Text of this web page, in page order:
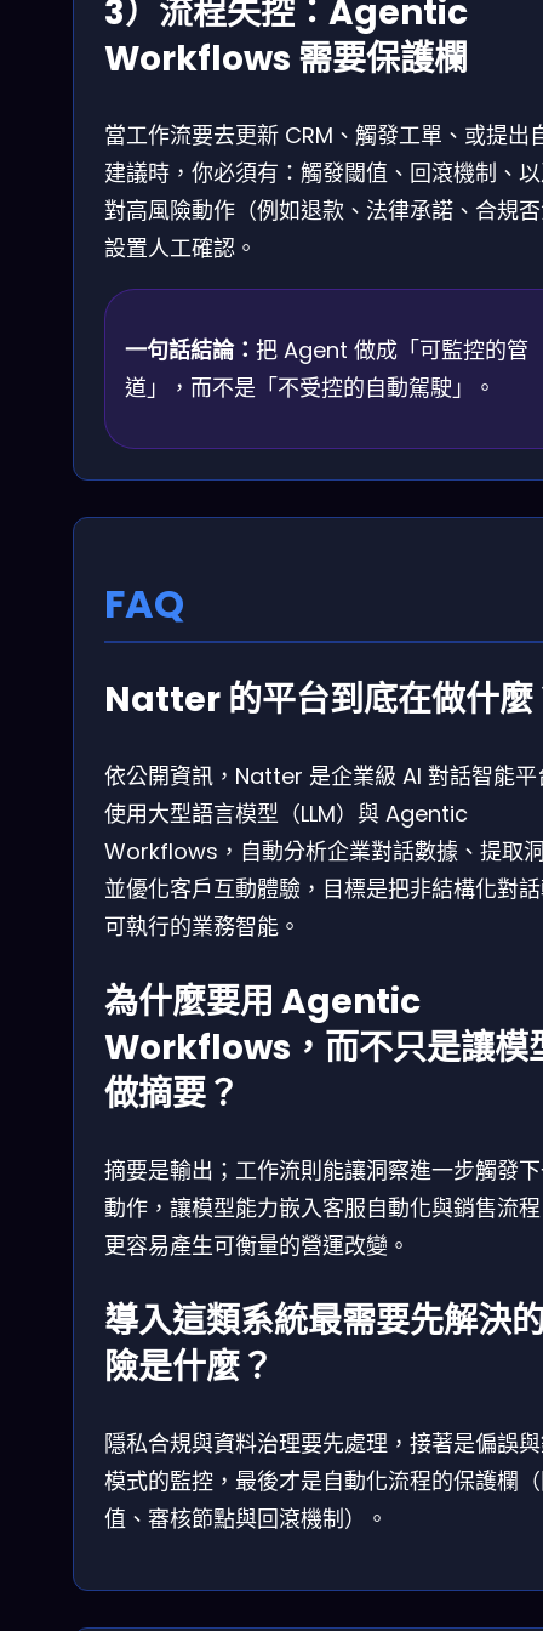
3）流程失控：Agentic
Workflows 需要保護欄
當工作流要去更新 CRM、觸發工單、或提出
建議時，你必須有：觸發閾值、回滾機制、
對高風險動作（例如退款、法律承諾、合規
設置人工確認。
一句話結論： 把 Agent 做成「可監控的管
道」，而不是「不受控的自動駕駛」。
FAQ
Natter 的平台到底在做什麼
依公開資訊，Natter 是企業級 AI 對話智能平
使用大型語言模型（LLM）與 Agentic
Workflows，自動分析企業對話數據、提取
並優化客戶互動體驗，目標是把非結構化對
可執行的業務智能。
為什麼要用 Agentic
Workflows，而不只是讓模
做摘要？
摘要是輸出；工作流則能讓洞察進一步觸發
動作，讓模型能力嵌入客服自動化與銷售流
更容易產生可衡量的營運改變。
導入這類系統最需要先解決
險是什麼？
隱私合規與資料治理要先處理，接著是偏誤
模式的監控，最後才是自動化流程的保護欄
值、審核節點與回滾機制）。